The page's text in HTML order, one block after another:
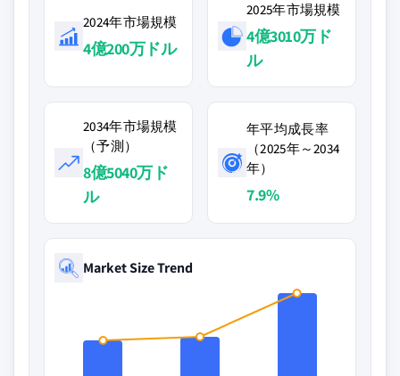
2024年市場規模
4億200万ドル
2025年市場規模
4億3010万ド
ル
2034年市場規模
（予測）
8億5040万ド
ル
年平均成長率
（2025年～2034
年）
7.9%
Market Size Trend